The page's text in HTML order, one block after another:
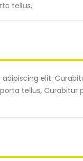
tellus,
elit.
tellus,